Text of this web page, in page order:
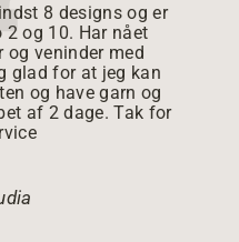
8 designs og er
og 10. Har nået
og veninder med
glad for at jeg kan
og have garn og
af 2 dage. Tak for